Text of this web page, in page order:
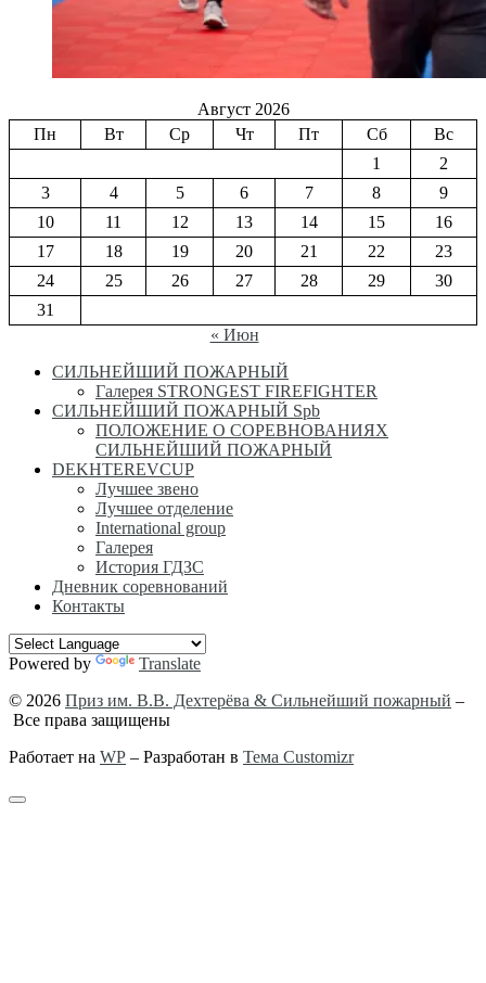
Август 2026
Пн
Вт Ср Чт Пт Сб
Вс
1
2
3
4 5 6 7 8
9
10
11 12 13 14 15
16
17
18 19 20 21 22
23
24
25 26 27 28 29
30
31
« Июн
СИЛЬНЕЙШИЙ ПОЖАРНЫЙ
Галерея STRONGEST FIREFIGHTER
СИЛЬНЕЙШИЙ ПОЖАРНЫЙ Spb
ПОЛОЖЕНИЕ О СОРЕВНОВАНИЯХ
СИЛЬНЕЙШИЙ ПОЖАРНЫЙ
DEKHTEREVCUP
Лучшее звено
Лучшее отделение
International group
Галерея
История ГДЗС
Дневник соревнований
Контакты
Powered by
Translate
© 2026 Приз им. В.В. Дехтерёва & Сильнейший пожарный –
Все права защищены
Работает на WP – Разработан в Тема Customizr